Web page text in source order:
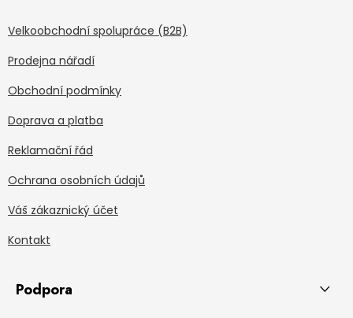
Velkoobchodní spolupráce (B2B)
Prodejna nářadí
Obchodní podmínky
Doprava a platba
Reklamační řád
Ochrana osobních údajů
Váš zákaznický účet
Kontakt
Podpora